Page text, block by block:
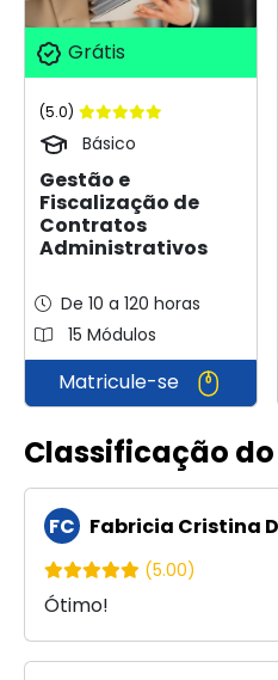
Grátis
(5.0)
Básico
Gestão e
Fiscalização de
Contratos
Administrativos
De 10 a 120 horas
15 Módulos
Matricule-se
Classificação
FC Fabricia Cristina
(5.00)
Ótimo!